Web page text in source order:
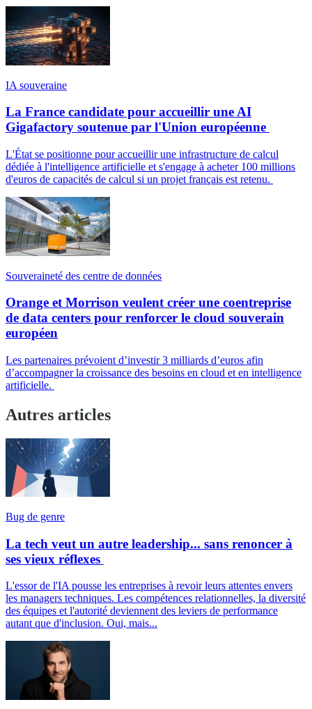
IA souveraine
La France candidate pour accueillir une AI
Gigafactory soutenue par l'Union européenne
L'État se positionne pour accueillir une infrastructure de calcul
dédiée à l'intelligence artificielle et s'engage à acheter 100 millions
d'euros de capacités de calcul si un projet français est retenu.
Souveraineté des centre de données
Orange et Morrison veulent créer une coentreprise
de data centers pour renforcer le cloud souverain
européen
Les partenaires prévoient d’investir 3 milliards d’euros afin
d’accompagner la croissance des besoins en cloud et en intelligence
artificielle.
Autres articles
Bug de genre
La tech veut un autre leadership... sans renoncer à
ses vieux réflexes
L'essor de l'IA pousse les entreprises à revoir leurs attentes envers
les managers techniques. Les compétences relationnelles, la diversité
des équipes et l'autorité deviennent des leviers de performance
autant que d'inclusion. Oui, mais...